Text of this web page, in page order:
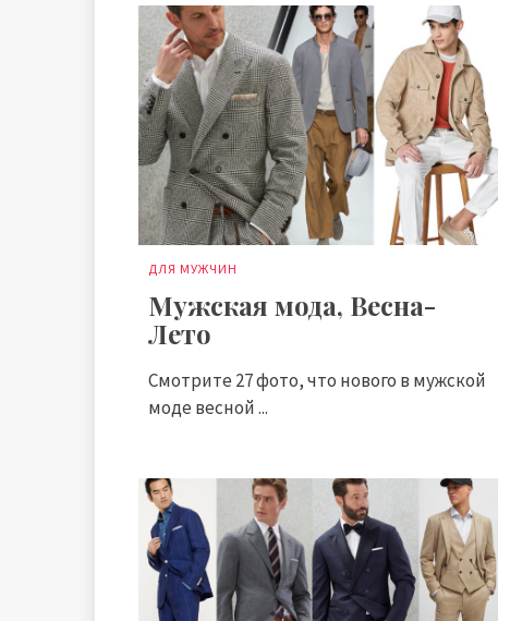
ДЛЯ МУЖЧИН
Мужская мода, Весна-
Лето
Смотрите 27 фото, что нового в мужской
моде весной ...